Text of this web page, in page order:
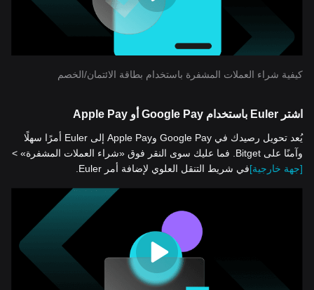
كيفية شراء العملات المشفرة باستخدام بطاقة الائتمان/الخصم
اشتر Euler باستخدام Google Pay أو Apple Pay
يُعد تحويل رصيدك في Google Pay وApple Pay إلى Euler أمرًا سهلًا
وآمنًا على Bitget. فما عليك سوى النقر فوق «شراء العملات المشفرة» >
[جهة خارجية]في شريط التنقل العلوي لإضافة أمر Euler.